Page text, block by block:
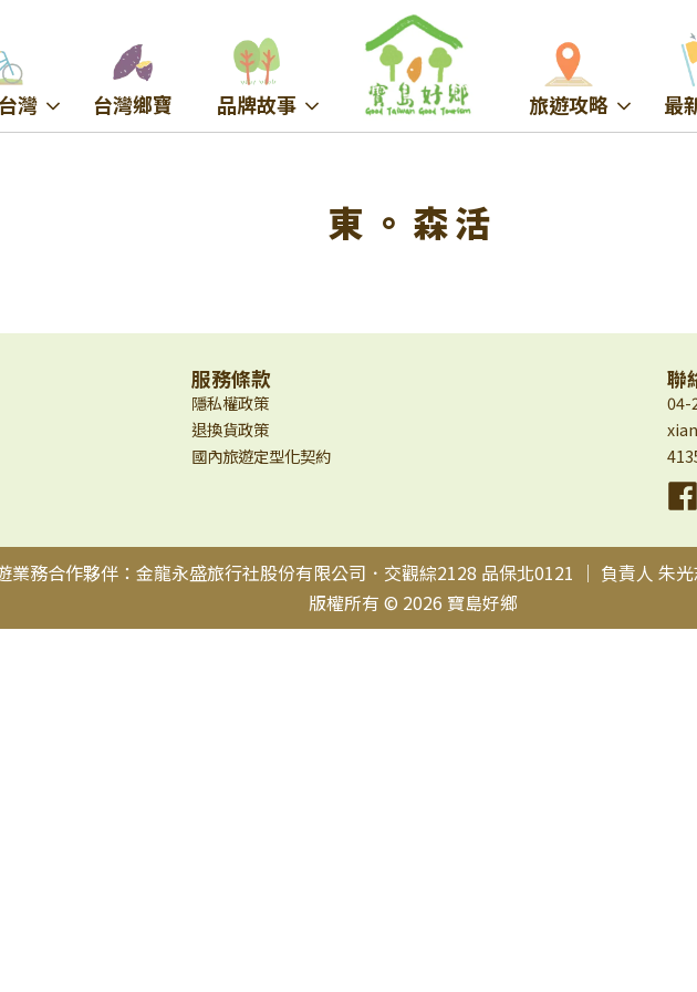
灣 台灣鄉寶 品牌故事 旅遊攻略 最
東。森活
服務條款
隱私權政策
退換貨政策
國內旅遊定型化契約
聯
04-
業務合作夥伴：金龍永盛旅行社股份有限公司．交觀綜2128 品保北0121 ｜ 負責人 朱
版權所有 © 2026 寶島好鄉